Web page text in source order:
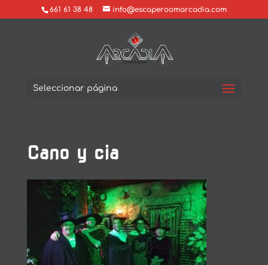
661 61 38 48 info@escaperoomarcadia.com
Seleccionar página
Cano y cia